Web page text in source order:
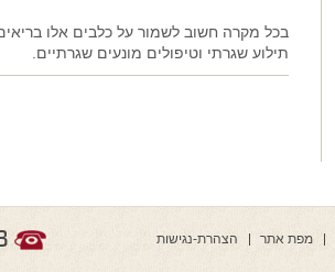
בכל מקרה חשוב לשמור על כלבים אלו
תילוע שגרתי וטיפולים מונעים שגרתיים.
מפת אתר הצהרת-נגישות